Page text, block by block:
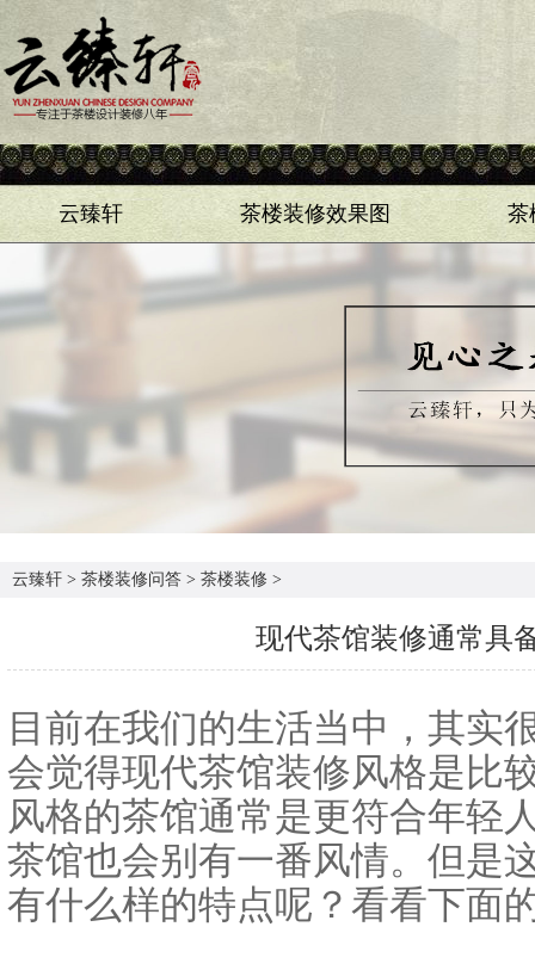
云臻轩 茶楼装修效果图 茶
云臻轩 > 茶楼装修问答 > 茶楼装修 >
现代茶馆装修通常具
目前在我们的生活当中，其实
会觉得现代茶馆装修风格是比
风格的茶馆通常是更符合年轻
茶馆也会别有一番风情。但是
有什么样的特点呢？看看下面